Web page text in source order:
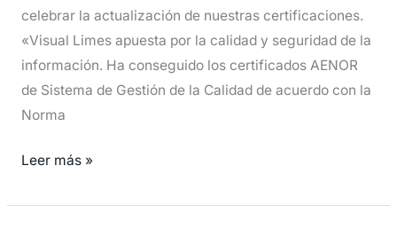
celebrar la actualización de nuestras certificaciones.
«Visual Limes apuesta por la calidad y seguridad de la
información. Ha conseguido los certificados AENOR
de Sistema de Gestión de la Calidad de acuerdo con la
Norma
Leer más »